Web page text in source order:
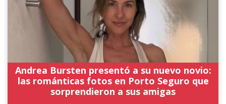
Andrea Bursten presentó a su nuevo novio:
las románticas fotos en Porto Seguro que
sorprendieron a sus amigas